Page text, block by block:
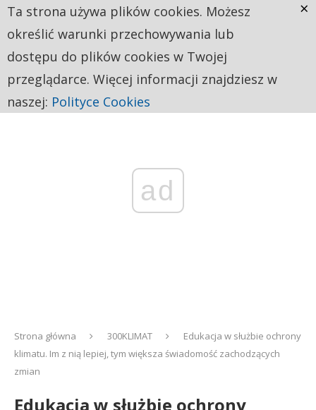
ad
Strona główna 300KLIMAT
Edukacja w służbie ochrony
klimatu. Im z nią lepiej, tym większa świadomość zachodzących
zmian
Edukacja w służbie ochrony
Ta strona używa plików cookies. Możesz
określić warunki przechowywania lub
dostępu do plików cookies w Twojej
przeglądarce. Więcej informacji znajdziesz w
naszej: Polityce Cookies
×